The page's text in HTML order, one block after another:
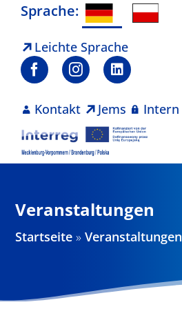
Zum
springen
Sprache:
Leichte Sprache
Kontakt Jems Intern
Projekte
Veranstaltungen
Startseite »Veranstaltungen